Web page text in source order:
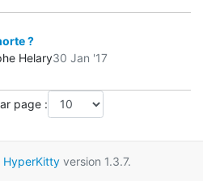
?
Helary30 Jan '17
page :
HyperKittyversion 1.3.7.